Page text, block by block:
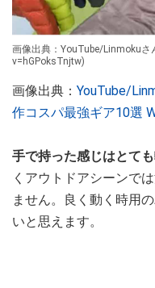
画像出典：YouTube/Linmoku
v=hGPoksTnjtw)
画像出典： YouTube/
作コスパ最強ギア10選
手で持った感じはとても
くアウトドアシーンで
ません。良く動く時用
いと思えます。